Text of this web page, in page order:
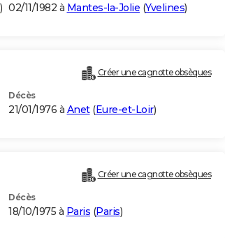
) 02/11/1982 à Mantes-la-Jolie (Yvelines)
Créer une cagnotte obsèques
Décès
21/01/1976 à Anet(Eure-et-Loir)
Créer une cagnotte obsèques
Décès
18/10/1975 à Paris (Paris)